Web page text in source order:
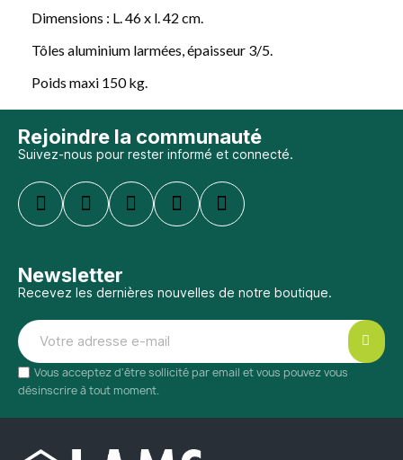
Dimensions : L. 46 x l. 42 cm.
Tôles aluminium larmées, épaisseur 3/5.
Poids maxi 150 kg.
Rejoindre la communauté
Suivez-nous pour rester informé et connecté.
Newsletter
Recevez les dernières nouvelles de notre boutique.
Vous acceptez d'être sollicité par email et vous pouvez vous
désinscrire à tout moment.